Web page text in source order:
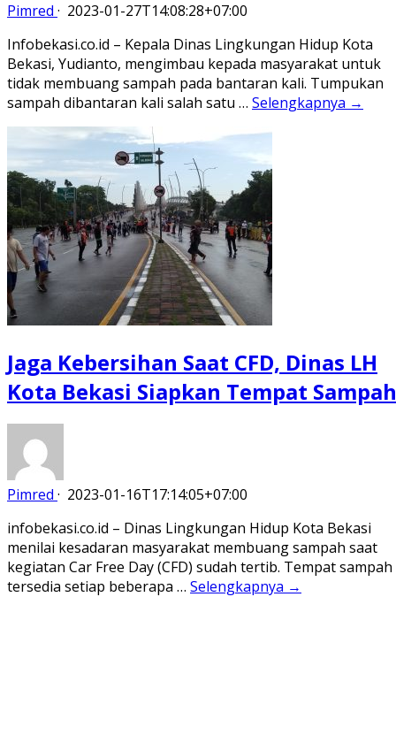
Pimred · 2023-01-27T14:08:28+07:00
Infobekasi.co.id – Kepala Dinas Lingkungan Hidup Kota
Bekasi, Yudianto, mengimbau kepada masyarakat untuk
tidak membuang sampah pada bantaran kali. Tumpukan
sampah dibantaran kali salah satu … Selengkapnya →
Jaga Kebersihan Saat CFD, Dinas LH
Kota Bekasi Siapkan Tempat
Pimred · 2023-01-16T17:14:05+07:00
infobekasi.co.id – Dinas Lingkungan Hidup Kota Bekasi
menilai kesadaran masyarakat membuang sampah saat
kegiatan Car Free Day (CFD) sudah tertib. Tempat sampah
tersedia setiap beberapa … Selengkapnya →